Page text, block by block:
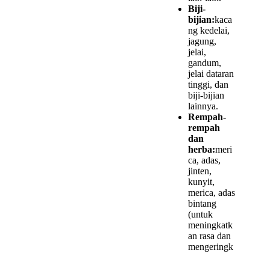
Biji-
bijian:kaca
ng kedelai,
jagung,
jelai,
gandum,
jelai dataran
tinggi, dan
biji-bijian
lainnya.
Rempah-
rempah
dan
herba:meri
ca, adas,
jinten,
kunyit,
merica, adas
bintang
(untuk
meningkatk
an rasa dan
mengeringk